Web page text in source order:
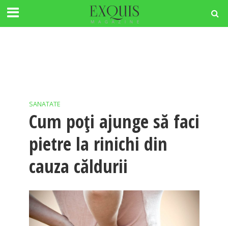
SANATATE
Cum poți ajunge să faci
pietre la rinichi din
cauza căldurii